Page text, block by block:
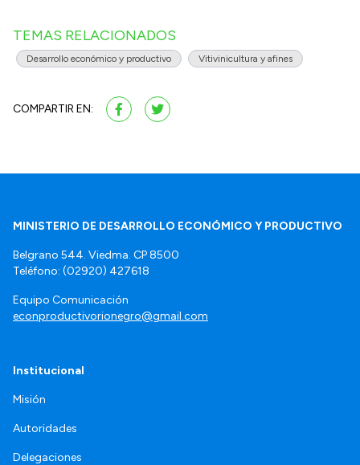
TEMAS RELACIONADOS
Desarrollo económico y productivo Vitivinicultura y afines
COMPARTIR EN:
MINISTERIO DE DESARROLLO ECONÓMICO Y PRODUCTIVO
Belgrano 544. Viedma. CP 8500
Teléfono: (02920) 427618
Equipo Comunicación
econproductivorionegro@gmail.com
Institucional
Misión
Autoridades
Delegaciones